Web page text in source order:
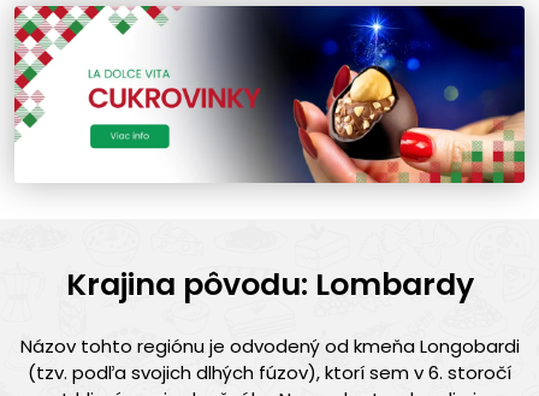
Krajina pôvodu: Lombardy
Názov tohto regiónu je odvodený od kmeňa Longobardi
(tzv. podľa svojich dlhých fúzov), ktorí sem v 6. storočí